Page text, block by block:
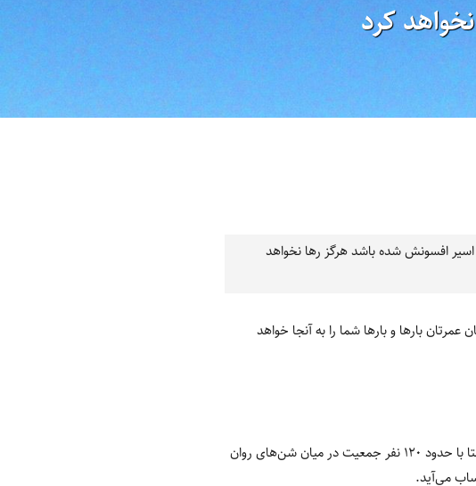
کرد
«کویر کسی را که یک‌بار اسیر افسونش شده باشد هرگز رها نخواهد
بارها و بارها شما را به آنجا خواهد
روستای مصر در 45 کیلومتری شرق شهر جندق از توابع بخش خور استان اصفهان قرار دارد. این روستا با حدود 120 نفر جمعیت در میان شن‌های روان
می‌آید.